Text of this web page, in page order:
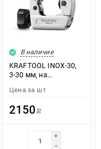
В наличие
KRAFTOOL INOX-30,
3-30 мм, на
труборез для
(23932)
Цена за шт
2150 Р